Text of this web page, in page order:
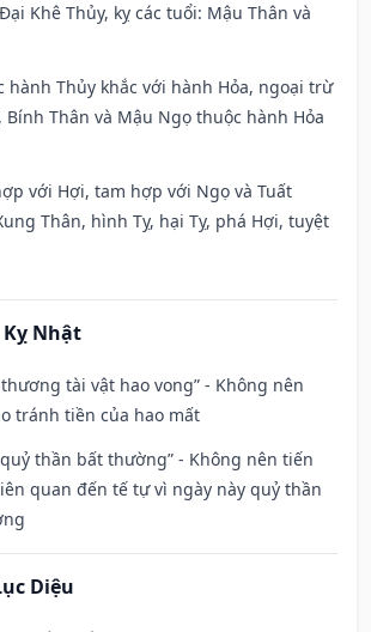
Khê Thủy, kỵ các tuổi: Mậu Thân và
hành Thủy khắc với hành Hỏa, ngoại trừ
Bính Thân và Mậu Ngọ thuộc hành Hỏa
với Hợi, tam hợp với Ngọ và Tuất
Thân, hình Tỵ, hại Tỵ, phá Hợi, tuyệt
Kỵ Nhật
thương tài vật hao vong” - Không nên
tránh tiền của hao mất
thần bất thường” - Không nên tiến
quan đến tế tự vì ngày này quỷ thần
Diệu